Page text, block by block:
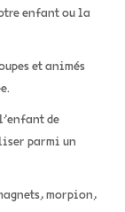
enfant ou la
et animés
de
parmi un
morpion,